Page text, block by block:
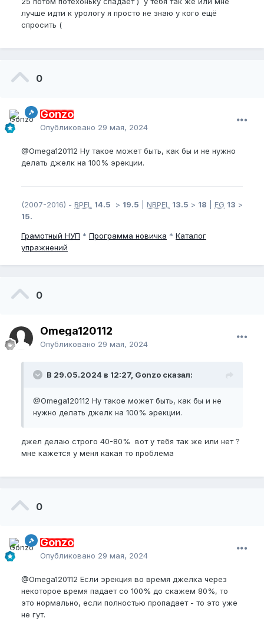
лучше идти к урологу я просто не знаю у кого ещё
спросить (
0
Gonzo
Опубликовано 29 мая, 2024
@Omega120112 Ну такое может быть, как бы и не нужно
делать джелк на 100% эрекции.
(2007-2016) - BPEL 14.5 > 19.5 NBPEL 13.5 > 18 EG 13 >
15.
Грамотный НУП * Программа новичка * Каталог
упражнений
0
Omega120112
Опубликовано 29 мая, 2024
В 29.05.2024 в 12:27, Gonzo сказал:
@Omega120112 Ну такое может быть, как бы и не
нужно делать джелк на 100% эрекции.
джел делаю строго 40-80% вот у тебя так же или нет ?
мне кажется у меня какая то проблема
0
Gonzo
Опубликовано 29 мая, 2024
@Omega120112 Если эрекция во время джелка через
некоторое время падает со 100% до скажем 80%, то
это нормально, если полностью пропадает - то это уже
не гут.